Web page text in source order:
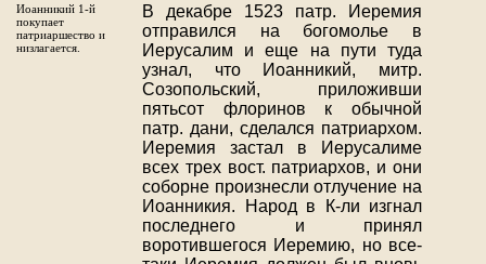
Иоанникий 1-й
покупает
патриаршество и
низлагается.
В декабре 1523 патр. Иеремия
отправился на богомолье в
Иерусалим и еще на пути туда
узнал, что Иоанникий, митр.
Созопольский, приложивши
пятьсот флоринов к обычной
патр. дани, сделался патриархом.
Иеремия застал в Иерусалиме
всех трех вост. патриархов, и они
соборне произнесли отлучение на
Иоанникия. Народ в К-ли изгнал
последнего и принял
воротившегося Иеремию, но все-